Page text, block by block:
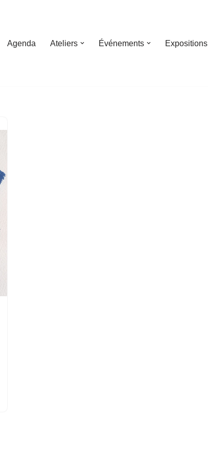
Agenda Ateliers Événements Expositions